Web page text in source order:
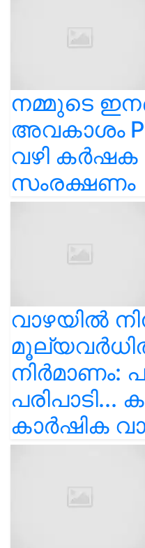
നമ്മുടെ
അവകാശം
വഴി
സംരക്ഷണം
വാഴയിൽ
നിർമാണം:
കാർഷിക